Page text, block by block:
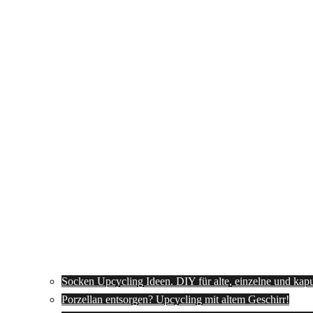
Socken Upcycling Ideen. DIY für alte, einzelne und
Porzellan entsorgen? Upcycling mit altem Geschirr!